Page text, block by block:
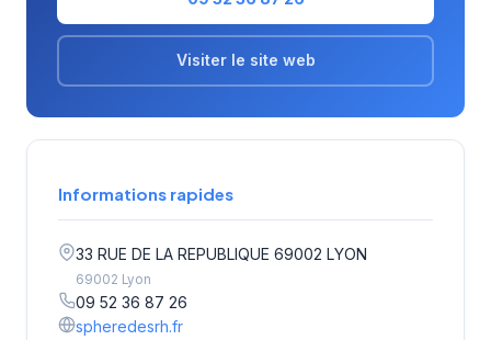
Visiter le site web
Informations rapides
33 RUE DE LA REPUBLIQUE 69002 LYON
69002 Lyon
09 52 36 87 26
spheredesrh.fr